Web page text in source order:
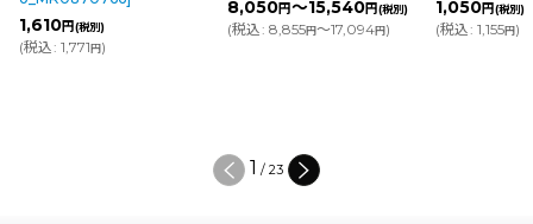
1,610円(税別)
(税込: 1,771円)
8,050円～15,540円(税別)
(税込: 8,855円～17,094円)
1,050円(税別)
(税込: 1,155円)
1 / 23